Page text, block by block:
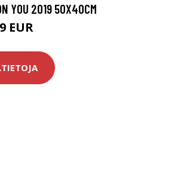
YOU 2019 50X40CM
EUR